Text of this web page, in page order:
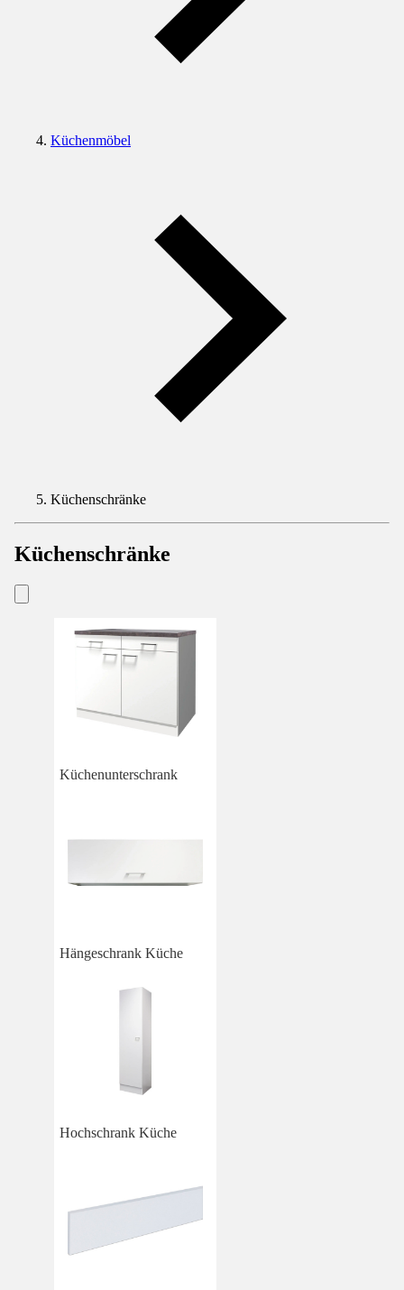
Küchenmöbel
Küchenschränke
Küchenschränke
Küchenunterschrank
Hängeschrank Küche
Hochschrank Küche